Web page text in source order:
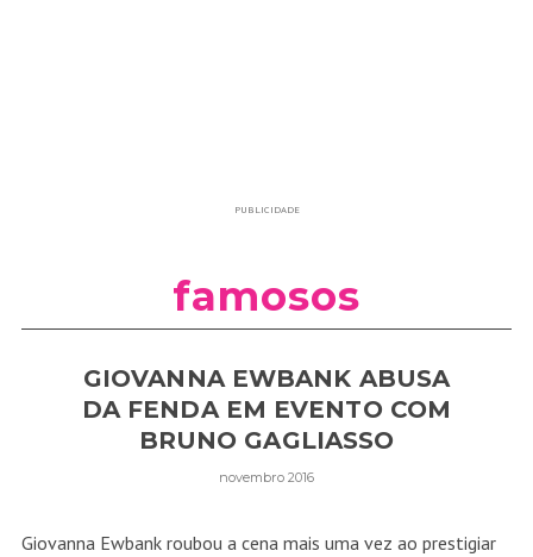
PUBLICIDADE
famosos
GIOVANNA EWBANK ABUSA
DA FENDA EM EVENTO COM
BRUNO GAGLIASSO
novembro 2016
Giovanna Ewbank roubou a cena mais uma vez ao prestigiar